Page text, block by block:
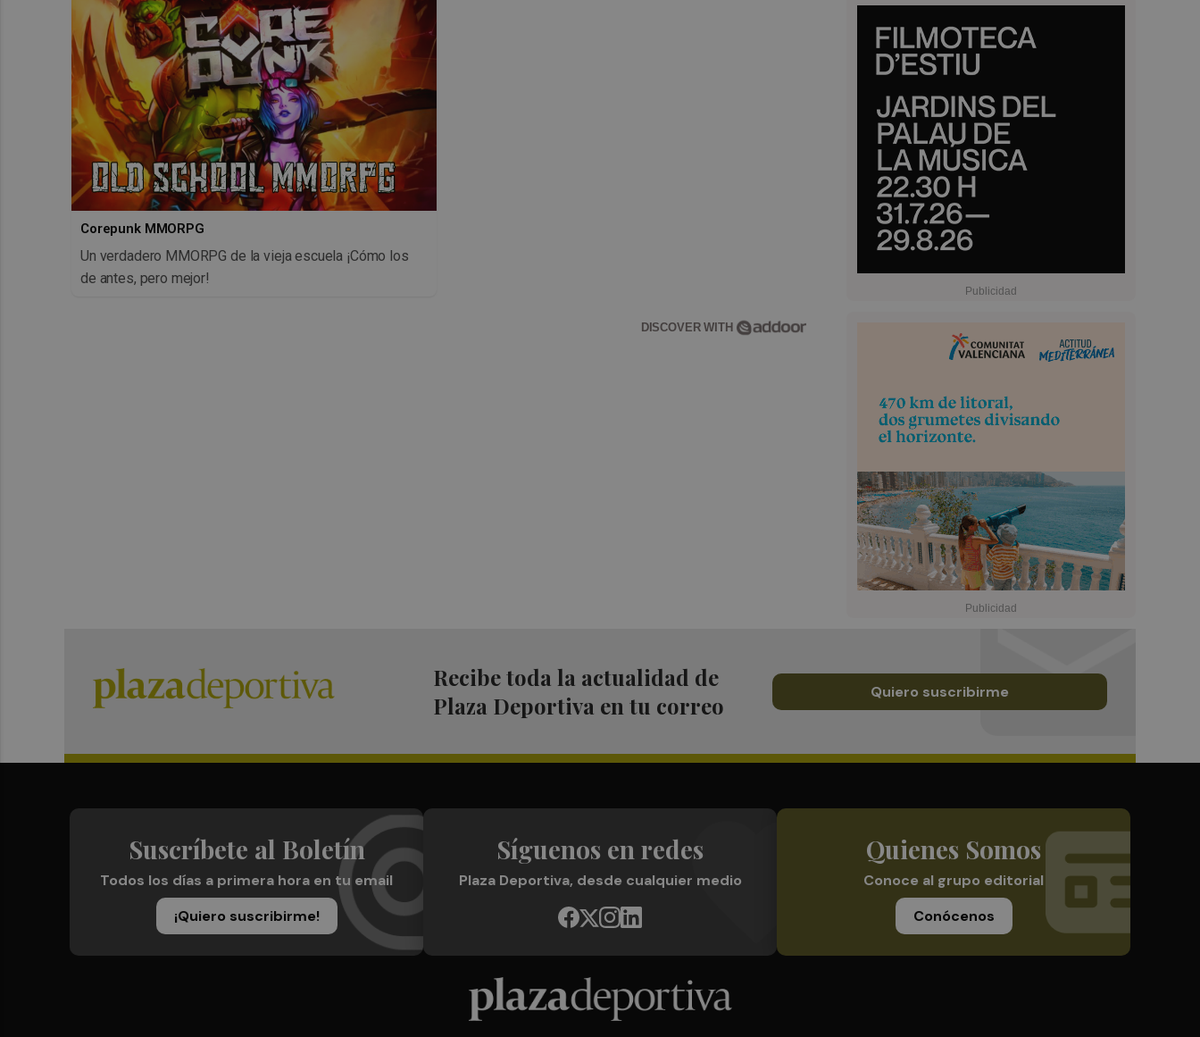
Corepunk MMORPG
Un verdadero MMORPG de la vieja escuela ¡Cómo los
de antes, pero mejor!
DISCOVER WITH
Recibe toda la actualidad de
Plaza Deportiva en tu correo
Quiero suscribirme
Suscríbete al Boletín
Todos los días a primera hora en tu email
¡Quiero suscribirme!
Síguenos en redes
Plaza Deportiva, desde cualquier medio
Quienes Somos
Conoce al grupo editorial
Conócenos